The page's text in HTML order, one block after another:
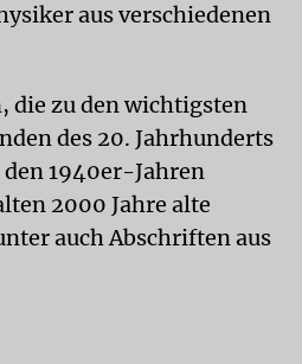
aus verschiedenen
die zu den wichtigsten
des 20. Jahrhunderts
1940er-Jahren
2000 Jahre alte
auch Abschriften aus